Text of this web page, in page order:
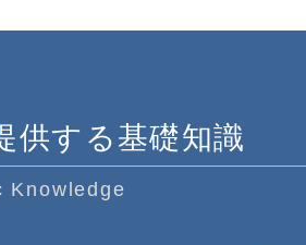
供する基礎知識
Knowledge